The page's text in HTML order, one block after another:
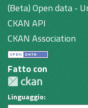
(Beta) Open data -
CKAN API
CKAN Association
Fatto con
Linguaggio